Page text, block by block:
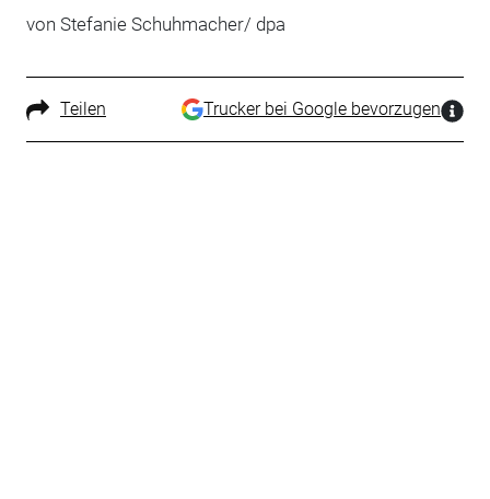
von Stefanie Schuhmacher/ dpa
Teilen Trucker bei Google bevorzugen